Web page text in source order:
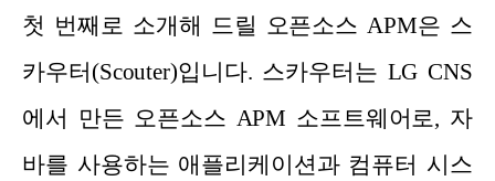
첫 번째로 소개해 드릴 오픈소스 APM은 스
카우터(Scouter)입니다. 스카우터는 LG CNS
에서 만든 오픈소스 APM 소프트웨어로, 자
바를 사용하는 애플리케이션과 컴퓨터 시스